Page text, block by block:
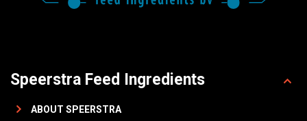
Speerstra Feed Ingredients
ABOUT SPEERSTRA